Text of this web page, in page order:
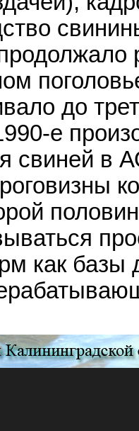
до
свиней в
как базы